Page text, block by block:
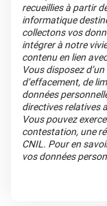
recueillies à partir
informatique
collectons vos
intégrer à notre
contenu en lien
Vous disposez
d’effacement, de
données
directives relatives
Vous pouvez
contestation, une
CNIL. Pour en
vos données